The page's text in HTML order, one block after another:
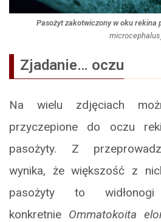
Pasożyt zakotwiczony w oku rekina
microcephalus
Zjadanie… oczu
Na wielu zdjęciach
przyczepione do oczu
pasożyty. Z
wynika, że większość z
pasożyty to
konkretnie Ommatokoita